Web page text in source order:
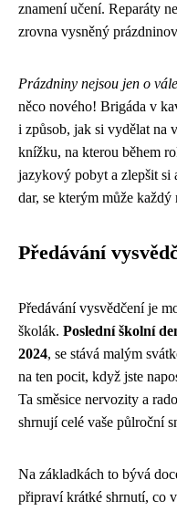
znamení učení. Reparáty
zrovna vysněný
Prázdniny nejsou jen o
něco nového! Brigáda v
i způsob, jak si vydělat na
knížku, na kterou během
jazykový pobyt a zlepšit si
dar, se kterým může každý
Předávání
Předávání vysvědčení je
školák. Poslední školní
2024, se stává malým
na ten pocit, když jste
Ta směsice nervozity a
shrnují celé vaše půlroční
Na základkách to bývá
připraví krátké shrnutí, co